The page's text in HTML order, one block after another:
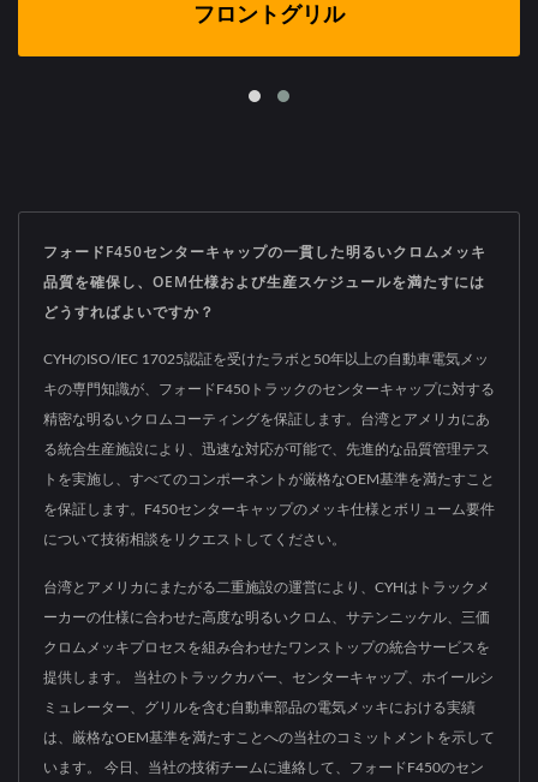
フロントグリル
フォードF450センターキャップの一貫した明るいクロムメッキ
品質を確保し、OEM仕様および生産スケジュールを満たすには
どうすればよいですか？
CYHのISO/IEC 17025認証を受けたラボと50年以上の自動車電気メッ
キの専門知識が、フォードF450トラックのセンターキャップに対する
精密な明るいクロムコーティングを保証します。台湾とアメリカにあ
る統合生産施設により、迅速な対応が可能で、先進的な品質管理テス
トを実施し、すべてのコンポーネントが厳格なOEM基準を満たすこと
を保証します。F450センターキャップのメッキ仕様とボリューム要件
について技術相談をリクエストしてください。
台湾とアメリカにまたがる二重施設の運営により、CYHはトラックメ
ーカーの仕様に合わせた高度な明るいクロム、サテンニッケル、三価
クロムメッキプロセスを組み合わせたワンストップの統合サービスを
提供します。 当社のトラックカバー、センターキャップ、ホイールシ
ミュレーター、グリルを含む自動車部品の電気メッキにおける実績
は、厳格なOEM基準を満たすことへの当社のコミットメントを示して
います。 今日、当社の技術チームに連絡して、フォードF450のセン